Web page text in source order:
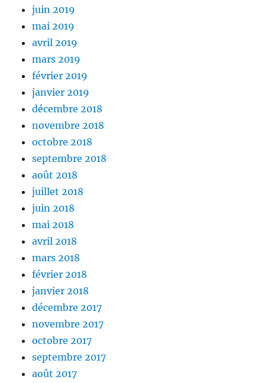
juin 2019
mai 2019
avril 2019
mars 2019
février 2019
janvier 2019
décembre 2018
novembre 2018
octobre 2018
septembre 2018
août 2018
juillet 2018
juin 2018
mai 2018
avril 2018
mars 2018
février 2018
janvier 2018
décembre 2017
novembre 2017
octobre 2017
septembre 2017
août 2017